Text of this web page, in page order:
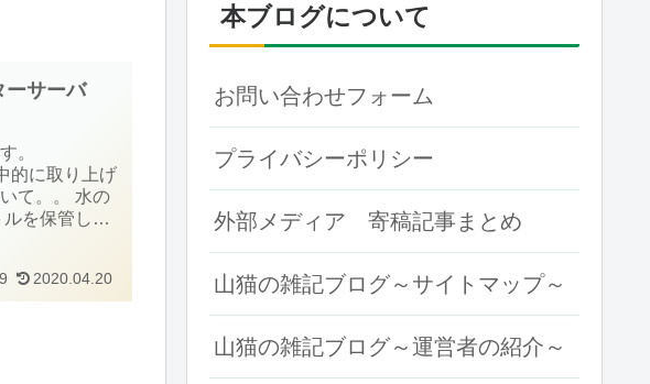
ーサーバ
。
的に取り上げ
て。。 水の
を保管しな
2020.04.20
本ブログについて
お問い合わせフォーム
プライバシーポリシー
外部メディア 寄稿記事まとめ
山猫の雑記ブログ～サイトマップ～
山猫の雑記ブログ～運営者の紹介～